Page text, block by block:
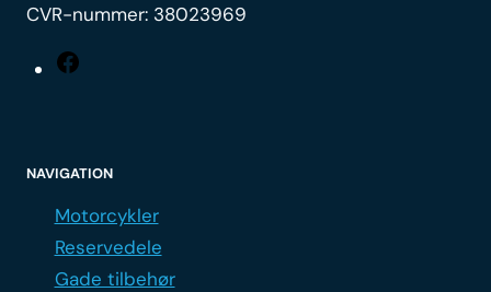
CVR-nummer: 38023969
NAVIGATION
Motorcykler
Reservedele
Gade tilbehør